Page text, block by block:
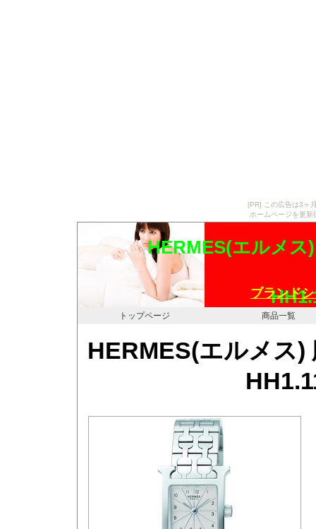
[PR] この広告は3ヶ
ホームページを更
HERMES(エルメス
ブランド
トップページ 商品一覧
HERMES(エルメス